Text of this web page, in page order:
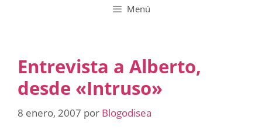
Menú
Entrevista a Alberto,
desde «Intruso»
8 enero, 2007 por Blogodisea